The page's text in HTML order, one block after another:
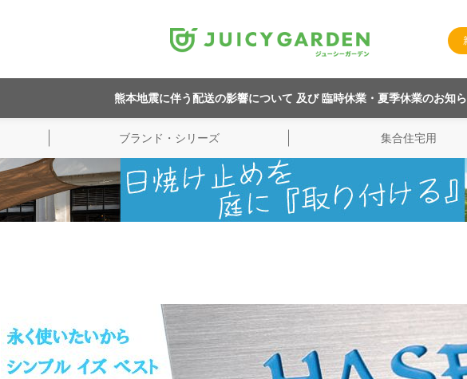
熊本地震に伴う配送の影響について 及び 臨時休業・夏季休業のお知
ブランド・シリーズ 集合住宅用